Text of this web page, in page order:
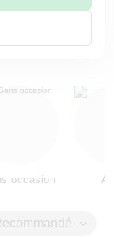
occasion